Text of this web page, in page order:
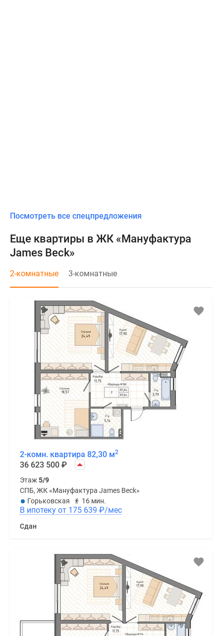
Посмотреть все спецпредложения
Еще квартиры в ЖК «Мануфактура
James Beck»
2-комнатные 3-комнатные
2-комн. квартира 82,30 м2
36 623 500 ₽
Этаж5/9
СПБ, ЖК «Мануфактура James Beck»
Горьковская
16 мин.
В ипотеку от 175 639 ₽/мес
Сдан